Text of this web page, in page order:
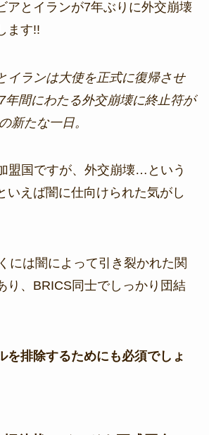
アとイランが7年ぶりに外交崩壊
ます!!
イランは大使を正式に復帰させ
年間にわたる外交崩壊に終止符が
新たな一日。
盟国ですが、外交崩壊…という
いえば闇に仕向けられた気がし
には闇によって引き裂かれた関
り、BRICS同士でしっかり団結
を排除するためにも必須でしょ